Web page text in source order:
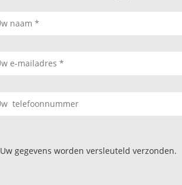
Uw gegevens worden versleuteld verzonden.